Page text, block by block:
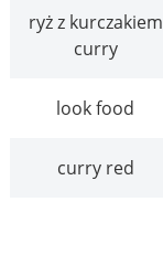
ryż z kurczakiem
curry
look food
curry red